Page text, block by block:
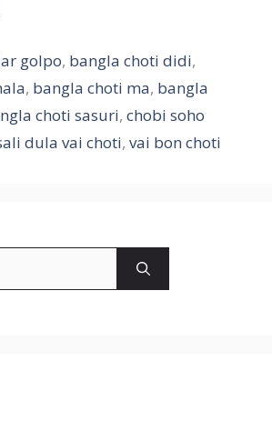
golpo, bangla choti didi,
, bangla choti ma, bangla
choti sasuri, chobi soho
dula vai choti, vai bon choti